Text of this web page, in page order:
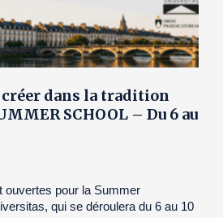
dans la tradition
SCHOOL – Du 6 au
ouvertes pour la Summer
qui se déroulera du 6 au 10